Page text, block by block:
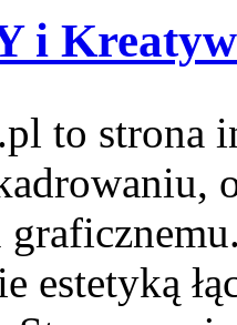
i
to strona
estetyką